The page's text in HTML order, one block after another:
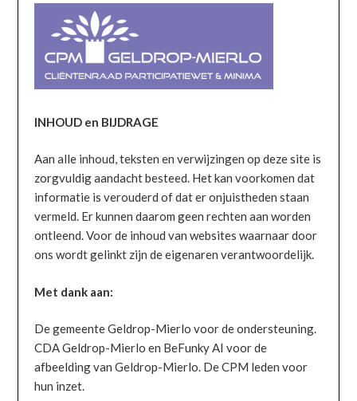
INHOUD en BIJDRAGE
Aan alle inhoud, teksten en verwijzingen op deze site is
zorgvuldig aandacht besteed. Het kan voorkomen dat
informatie is verouderd of dat er onjuistheden staan
vermeld. Er kunnen daarom geen rechten aan worden
ontleend. Voor de inhoud van websites waarnaar door
ons wordt gelinkt zijn de eigenaren verantwoordelijk.
Met dank aan:
De gemeente Geldrop-Mierlo voor de ondersteuning.
CDA Geldrop-Mierlo en BeFunky AI voor de
afbeelding van Geldrop-Mierlo. De CPM leden voor
hun inzet.